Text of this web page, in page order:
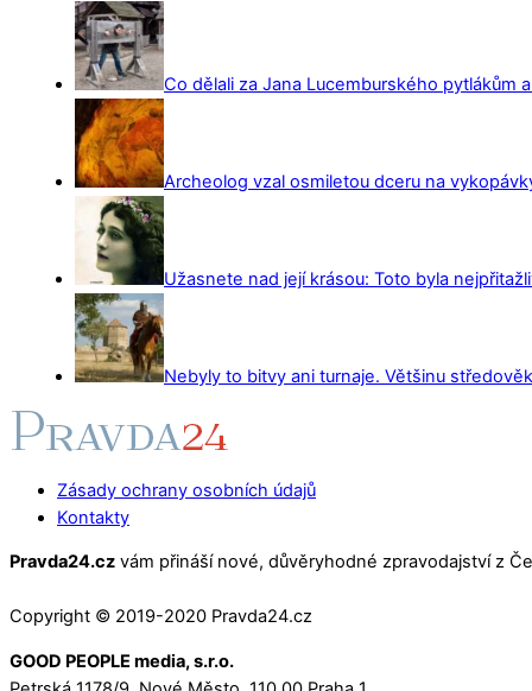
Co dělali za Jana Lucemburského pytlákům
Archeolog vzal osmiletou dceru na
Užasnete nad její krásou: Toto byla
Nebyly to bitvy ani turnaje. Většinu
Zásady ochrany osobních údajů
Kontakty
Pravda24.cz vám přináší nové, důvěryhodné zpravodajství z
Copyright © 2019-2020 Pravda24.cz
GOOD PEOPLE media, s.r.o.